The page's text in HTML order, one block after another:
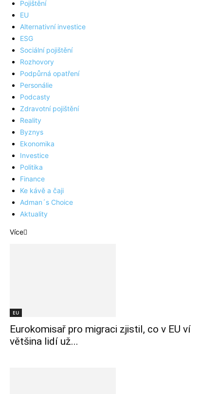
Pojištění
EU
Alternativní investice
ESG
Sociální pojištění
Rozhovory
Podpůrná opatření
Personálie
Podcasty
Zdravotní pojištění
Reality
Byznys
Ekonomika
Investice
Politika
Finance
Ke kávě a čaji
Adman´s Choice
Aktuality
Více
EU
Eurokomisař pro migraci zjistil, co v EU ví
většina lidí už...